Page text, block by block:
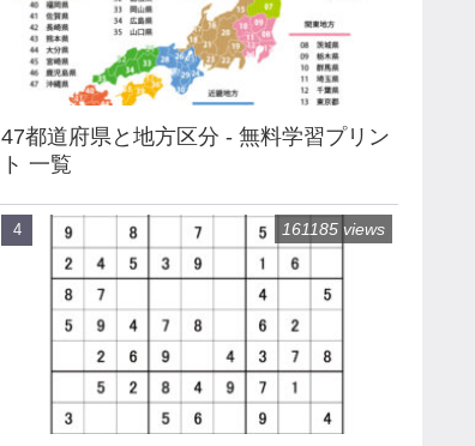
47都道府県と地方区分 - 無料学習プリン
ト 一覧
161185 views